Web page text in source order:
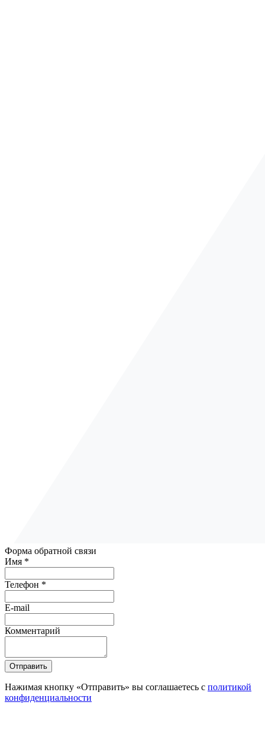
Форма обратной связи
Имя *
Телефон *
E-mail
Комментарий
Отправить
Нажимая кнопку «Отправить» вы соглашаетесь с политикой
конфиденциальности